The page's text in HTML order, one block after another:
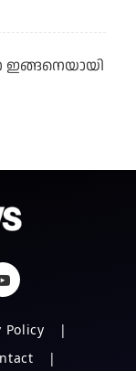
Policy